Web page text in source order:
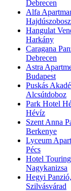
Debrecen
Alfa
Hangulat
Harkány
Caragana
Debrecen
Astra
Budapest
Puskás
Alcsútdoboz
Park Hotel
Hévíz
Szent Anna
Berkenye
Lyceum
Pécs
Hotel
Nagykanizsa
Hegyi Panzió,
Szilvásvárad